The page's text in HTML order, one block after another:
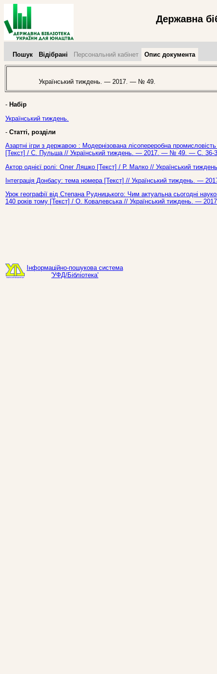
Державна
Пошук Відібрані Персональний кабінет Опис документа
Український тиждень. — 2017. — № 49.
- Набір
Український тиждень.
- Статті, розділи
Азартні ігри з державою : Модернізована лісопереробна
[Текст] / С. Пульша // Український тиждень. — 2017. — № 49. — С. 36-
Актор однієї ролі: Олег Ляшко [Текст] / Р. Малко // Український
Інтеграція Донбасу: тема номера [Текст] // Український тиждень. —
Урок географії від Степана Рудницького: Чим актуальна сьогодні
140 років тому [Текст] / О. Ковалевська // Український тиждень. —
Інформаційно-пошукова система
'УФД/Бібліотека'